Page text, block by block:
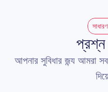
আপনার সুবিধার জন্য আমরা